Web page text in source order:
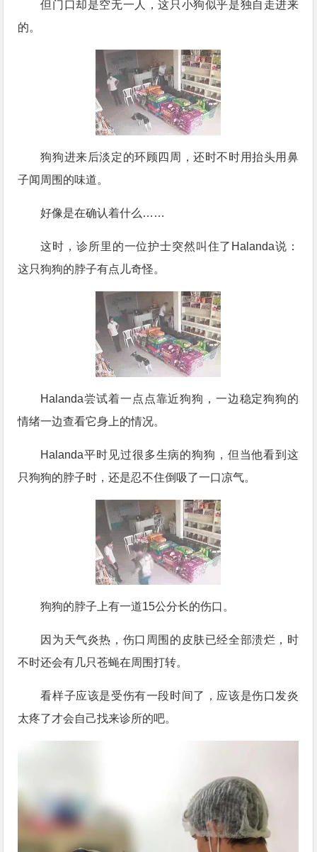
但门口却是空无一人，这只小狗似乎是独自走进来
的。
狗狗进来后淡定的环顾四周，还时不时用抬头用鼻
子闻周围的味道。
好像是在确认着什么……
这时，诊所里的一位护士突然叫住了Halanda说：
这只狗狗的脖子有点儿奇怪。
Halanda尝试着一点点靠近狗狗，一边稳定狗狗的
情绪一边查看它身上的情况。
Halanda平时见过很多生病的狗狗，但当他看到这
只狗狗的脖子时，还是忍不住倒吸了一口凉气。
狗狗的脖子上有一道15公分长的伤口。
因为天气炎热，伤口周围的皮肤已经全部溃烂，时
不时还会有几只苍蝇在周围打转。
看样子应该是受伤有一段时间了，应该是伤口发炎
太疼了才会自己找来诊所的吧。